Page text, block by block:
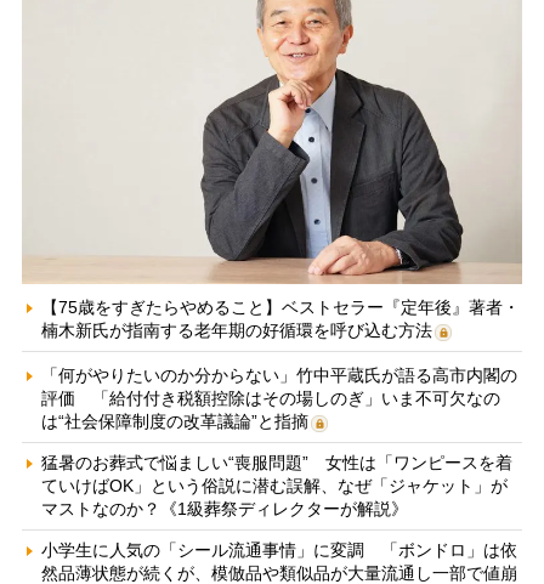
【75歳をすぎたらやめること】ベストセラー『定年後』著者・
楠木新氏が指南する老年期の好循環を呼び込む方法
「何がやりたいのか分からない」竹中平蔵氏が語る高市内閣の
評価 「給付付き税額控除はその場しのぎ」いま不可欠なの
は“社会保障制度の改革議論”と指摘
猛暑のお葬式で悩ましい“喪服問題” 女性は「ワンピースを着
ていけばOK」という俗説に潜む誤解、なぜ「ジャケット」が
マストなのか？《1級葬祭ディレクターが解説》
小学生に人気の「シール流通事情」に変調 「ボンドロ」は依
然品薄状態が続くが、模倣品や類似品が大量流通し一部で値崩